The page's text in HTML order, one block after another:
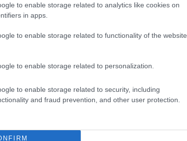
to enable storage related to analytics like cookies on
in apps.
to enable storage related to functionality of the website
to enable storage related to personalization.
to enable storage related to security, including
and fraud prevention, and other user protection.